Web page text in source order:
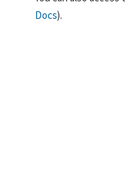
Docs).